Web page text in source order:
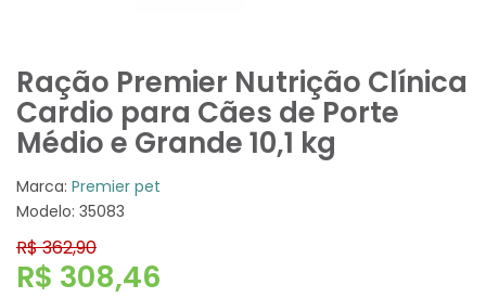
Ração Premier Nutrição Clínica
Cardio para Cães de Porte
Médio e Grande 10,1 kg
Marca: Premier pet
Modelo: 35083
R$ 362,90
R$ 308,46